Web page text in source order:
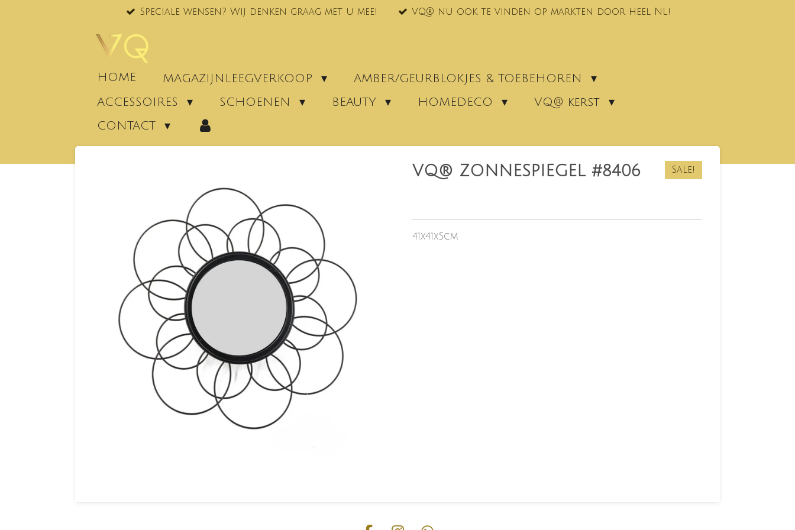
Speciale wensen? Wij denken graag met u mee! VQ® nu ook te vinden op markten door heel NL!
HOME MAGAZIJNLEEGVERKOOP
AMBER/GEURBLOKJES & TOEBEHOREN
ACCESSOIRES
SCHOENEN BEAUTY HOMEDECO
VQ® kerst
CONTACT
VQ® ZONNESPIEGEL #8406 Sale!
41x41x5cm